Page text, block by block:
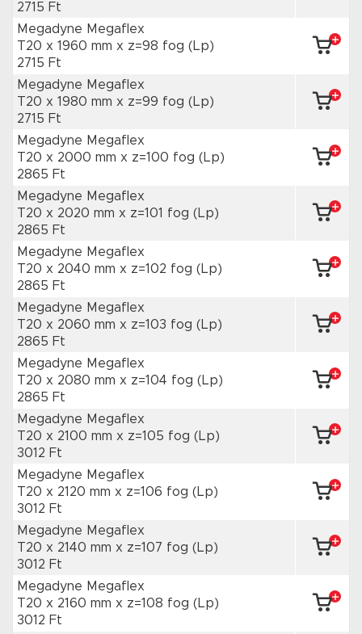
2715 Ft
Megadyne Megaflex
T20 x 1960 mm x z=98 fog (Lp)
2715 Ft
Megadyne Megaflex
T20 x 1980 mm x z=99 fog (Lp)
2715 Ft
Megadyne Megaflex
T20 x 2000 mm x z=100 fog (Lp)
2865 Ft
Megadyne Megaflex
T20 x 2020 mm x z=101 fog (Lp)
2865 Ft
Megadyne Megaflex
T20 x 2040 mm x z=102 fog (Lp)
2865 Ft
Megadyne Megaflex
T20 x 2060 mm x z=103 fog (Lp)
2865 Ft
Megadyne Megaflex
T20 x 2080 mm x z=104 fog (Lp)
2865 Ft
Megadyne Megaflex
T20 x 2100 mm x z=105 fog (Lp)
3012 Ft
Megadyne Megaflex
T20 x 2120 mm x z=106 fog (Lp)
3012 Ft
Megadyne Megaflex
T20 x 2140 mm x z=107 fog (Lp)
3012 Ft
Megadyne Megaflex
T20 x 2160 mm x z=108 fog (Lp)
3012 Ft